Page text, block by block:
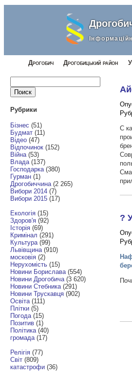
Дрогобич Дрогобицький район
Рубрики
Бізнес (51)
Будмат (11)
Відео (47)
Відпочинок (152)
Війна (53)
Влада (137)
Господарка (380)
Гурман (1)
Дрогобиччина (2 265)
Вибори 2014 (7)
Вибори 2015 (17)
Екологія (15)
Здоров'я (92)
Історія (69)
Кримінал (291)
Культура (99)
Львівщина (910)
московія (2)
Нерухомість (15)
Новини Борислава (554)
Новини Дрогобича (3 620)
Новини Стебника (291)
Новини Трускавця (902)
Освіта (111)
Плітки (5)
Погода (15)
Позитив (1)
Політика (40)
громада (17)
Релігія (77)
Світ (809)
катастрофи (36)
С
?